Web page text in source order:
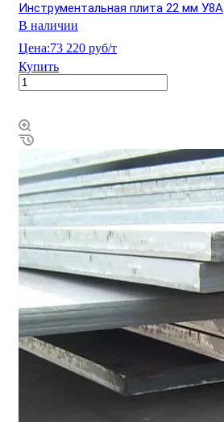
Инструментальная плита 22 мм У8А
В наличии
Цена:73 220 руб/т
Купить